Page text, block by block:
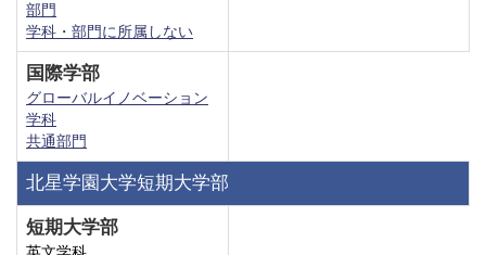
部門
学科・部門に所属しない
国際学部
グローバルイノベーション
学科
共通部門
北星学園大学短期大学部
短期大学部